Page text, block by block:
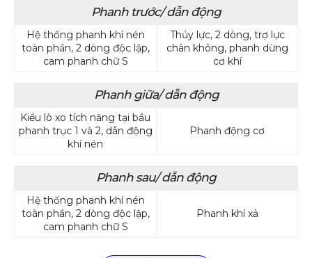
Phanh trước/ dẫn động
Hệ thống phanh khí nén
toàn phần, 2 dòng độc lập,
cam phanh chữ S
Thủy lực, 2 dòng, trợ lực
chân không, phanh dừng
cơ khí
Phanh giữa/ dẫn động
Kiểu lò xo tích năng tại bầu
phanh trục 1 và 2, dẫn động
khí nén
Phanh động cơ
Phanh sau/ dẫn động
Hệ thống phanh khí nén
toàn phần, 2 dòng độc lập,
cam phanh chữ S
Phanh khí xả